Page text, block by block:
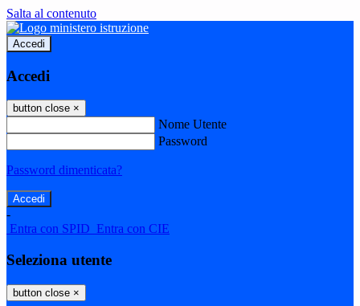
Salta al contenuto
Accedi
Accedi
button close ×
Nome Utente
Password
Password dimenticata?
-
Entra con SPID Entra con CIE
Seleziona utente
button close ×